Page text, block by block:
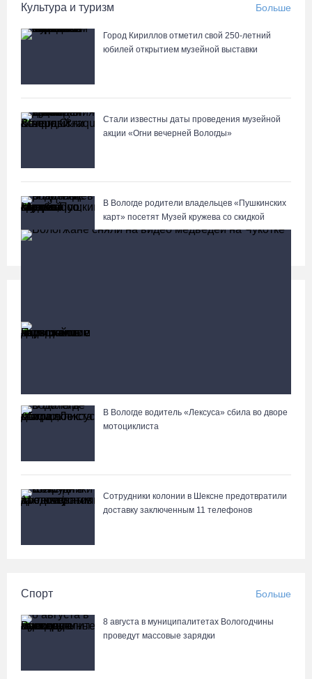
Вологжане сняли на видео медведей на Чукотке
Культура и туризм Больше
Город Кириллов отметил свой 250-летний
юбилей открытием музейной выставки
Стали известны даты проведения музейной
акции «Огни вечерней Вологды»
В Вологде родители владельцев «Пушкинских
карт» посетят Музей кружева со скидкой
В Вологде водитель «Лексуса» сбила во дворе
мотоциклиста
Сотрудники колонии в Шексне предотвратили
доставку заключенным 11 телефонов
Спорт Больше
8 августа в муниципалитетах Вологодчины
проведут массовые зарядки